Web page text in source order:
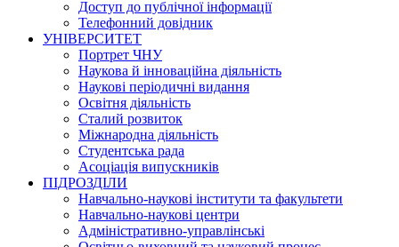
Доступ до публічної інформації
Телефонний довідник
УНІВЕРСИТЕТ
Портрет ЧНУ
Наукова й інноваційна діяльність
Наукові періодичні видання
Освітня діяльність
Сталий розвиток
Міжнародна діяльність
Студентська рада
Асоціація випускників
ПІДРОЗДІЛИ
Навчально-наукові інститути та факультети
Навчально-наукові центри
Адміністративно-управлінські